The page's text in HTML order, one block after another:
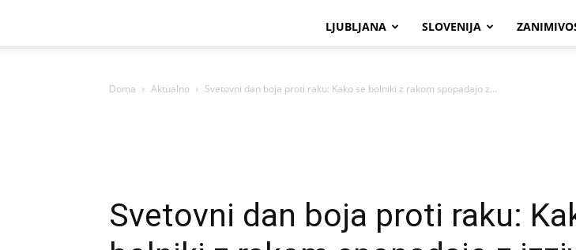
LJUBLJANA SLOVENIJA
Doma Aktualno Svetovni dan boja proti raku: Kako se bolniki z rakom spopadajo z...
Svetovni dan boja proti raku: